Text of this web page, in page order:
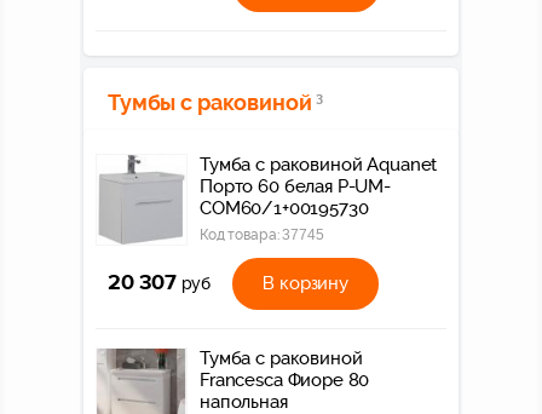
Тумбы с раковиной 3
Тумба с раковиной Aquanet
Порто 60 белая P-UM-
COM60/1+00195730
Код товара:37745
20 307 руб В корзину
Тумба с раковиной
Francesca Фиоре 80
напольная